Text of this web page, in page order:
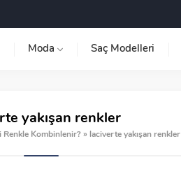
Moda Saç Modelleri
yakışan renkler
Renkle Kombinlenir? » laciverte yakışan renkler